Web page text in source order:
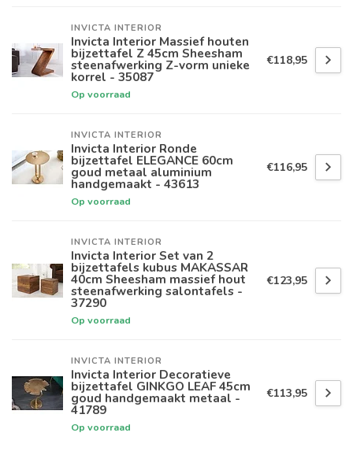
INVICTA INTERIOR
Invicta Interior Massief houten
bijzettafel Z 45cm Sheesham
steenafwerking Z-vorm unieke
korrel - 35087
Op voorraad
€118,95
INVICTA INTERIOR
Invicta Interior Ronde
bijzettafel ELEGANCE 60cm
goud metaal aluminium
handgemaakt - 43613
Op voorraad
€116,95
INVICTA INTERIOR
Invicta Interior Set van 2
bijzettafels kubus MAKASSAR
40cm Sheesham massief hout
steenafwerking salontafels -
37290
Op voorraad
€123,95
INVICTA INTERIOR
Invicta Interior Decoratieve
bijzettafel GINKGO LEAF 45cm
goud handgemaakt metaal -
41789
Op voorraad
€113,95